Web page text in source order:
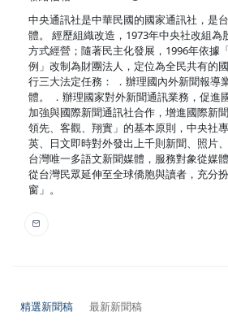
中央通訊社是中華民國的國家通訊社，是
體。 經歷組織改造，1973年中央社改組為
方式經營；隨著民主化發展，1996年依據
例」改制為財團法人，定位為全民共有的
行三大法定任務： ．辦理國內外新聞報導
體。 ．辦理國家對外新聞通訊業務，促進
加強與國際新聞通訊社合作，增進國際新
領先、客觀、翔實」的基本原則，中央社
英、日文即時對外發出上千則新聞、照片
台灣唯一多語文新聞媒體，服務對象從媒
從台灣民眾延伸至全球僑胞與讀者，充分
窗」。
精選新聞稿 最新新聞稿